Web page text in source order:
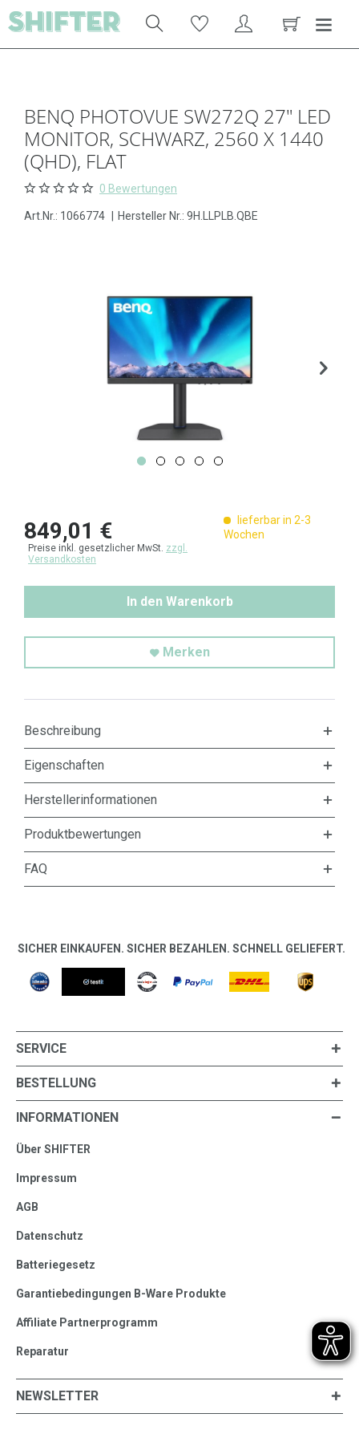
BENQ PHOTOVUE SW272Q 27" LED
MONITOR, SCHWARZ, 2560 X 1440
(QHD), FLAT
0 Bewertungen
Art.Nr.: 1066774 Hersteller Nr.: 9H.LLPLB.QBE
849,01 €
Preise inkl. gesetzlicher MwSt. zzgl.
Versandkosten
lieferbar in 2-3
Wochen
In den Warenkorb
Merken
Beschreibung
Eigenschaften
Herstellerinformationen
Produktbewertungen
FAQ
SICHER EINKAUFEN. SICHER BEZAHLEN. SCHNELL GELIEFERT.
SERVICE
BESTELLUNG
INFORMATIONEN
Über SHIFTER
Impressum
AGB
Datenschutz
Batteriegesetz
Garantiebedingungen B-Ware Produkte
Affiliate Partnerprogramm
Reparatur
NEWSLETTER